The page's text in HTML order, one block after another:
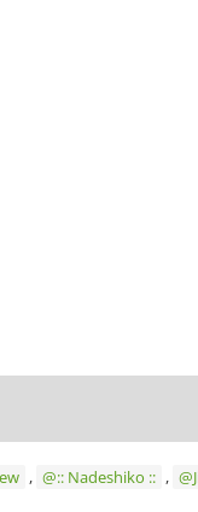
, :: Nadeshiko :: ,